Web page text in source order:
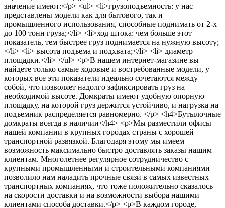
значение имеют:</p> <ul> <li>грузоподъемность: у нас
представлены модели как для бытового, так и
промышленного использования, способные поднимать от 2-х
до 100 тонн груза;</li> <li>ход штока: чем больше этот
показатель, тем быстрее груз поднимается на нужную высоту;
</li> <li> высота подъема и подхвата;</li> <li> диаметр
площадки.</li> </ul> <p>В нашем интернет-магазине вы
найдете только самые ходовые и востребованные модели, у
которых все эти показатели идеально сочетаются между
собой, что позволяет надолго зафиксировать груз на
необходимой высоте. Домкраты имеют удобную опорную
площадку, на которой груз держится устойчиво, и нагрузка на
подъемник распределяется равномерно. </p> <h4>Бутылочные
домкраты всегда в наличии</h4> <p>Мы разместили офисы
нашей компании в крупных городах страны с хорошей
транспортной развязкой. Благодаря этому мы имеем
возможность максимально быстро доставлять заказы нашим
клиентам. Многолетнее регулярное сотрудничество с
крупными промышленными и строительными компаниями
позволило нам наладить прочные связи в самых известных
транспортных компаниях, что тоже положительно сказалось
на скорости доставки и на возможности выбора нашими
клиентами способа доставки.</p> <p>В каждом городе,